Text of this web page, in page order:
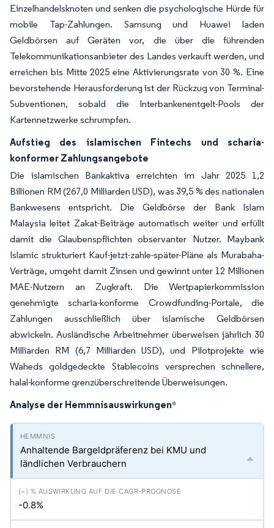
Einzelhandelsknoten und senken die psychologische Hürde für
mobile Tap-Zahlungen. Samsung und Huawei laden
Geldbörsen auf Geräten vor, die über die führenden
Telekommunikationsanbieter des Landes verkauft werden, und
erreichen bis Mitte 2025 eine Aktivierungsrate von 30 %. Eine
bevorstehende Herausforderung ist der Rückzug von Terminal-
Subventionen, sobald die Interbankenentgelt-Pools der
Kartennetzwerke schrumpfen.
Aufstieg des islamischen Fintechs und scharia-
konformer Zahlungsangebote
Die islamischen Bankaktiva erreichten im Jahr 2025 1,2
Billionen RM (267,0 Milliarden USD), was 39,5 % des nationalen
Bankwesens entspricht. Die Geldbörse der Bank Islam
Malaysia leitet Zakat-Beiträge automatisch weiter und erfüllt
damit die Glaubenspflichten observanter Nutzer. Maybank
Islamic strukturiert Kauf-jetzt-zahle-später-Pläne als Murabaha-
Verträge, umgeht damit Zinsen und gewinnt unter 12 Millionen
MAE-Nutzern an Zugkraft. Die Wertpapierkommission
genehmigte scharia-konforme Crowdfunding-Portale, die
Zahlungen ausschließlich über islamische Geldbörsen
abwickeln. Ausländische Arbeitnehmer überweisen jährlich 30
Milliarden RM (6,7 Milliarden USD), und Pilotprojekte wie
Waheds goldgedeckte Stablecoins versprechen schnellere,
halal-konforme grenzüberschreitende Überweisungen.
Analyse der Hemmnisauswirkungen*
Anhaltende Bargeldpräferenz bei KMU und
ländlichen Verbrauchern
-0.8%